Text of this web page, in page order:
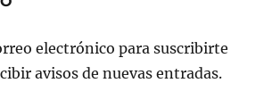
electrónico para suscribirte
avisos de nuevas entradas.